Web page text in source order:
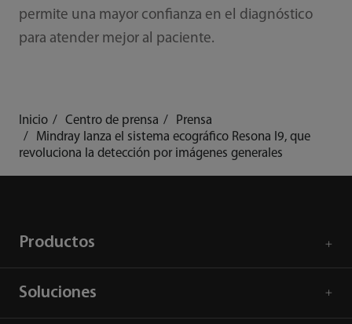
permite una mayor confianza en el diagnóstico
para atender mejor al paciente.
Inicio Centro de prensa
Prensa
Mindray lanza el sistema ecográfico Resona I9, que
revoluciona la detección por imágenes generales
Productos
Soluciones